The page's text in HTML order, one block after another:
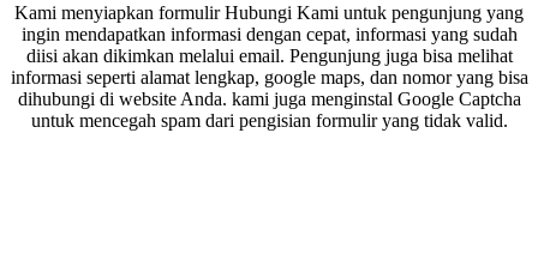
Kami menyiapkan formulir Hubungi Kami untuk pengunjung yang
ingin mendapatkan informasi dengan cepat, informasi yang sudah
diisi akan dikimkan melalui email. Pengunjung juga bisa melihat
informasi seperti alamat lengkap, google maps, dan nomor yang bisa
dihubungi di website Anda. kami juga menginstal Google Captcha
untuk mencegah spam dari pengisian formulir yang tidak valid.